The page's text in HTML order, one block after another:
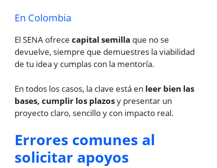
En Colombia
El SENA ofrece capital semilla que no se
devuelve, siempre que demuestres la viabilidad
de tu idea y cumplas con la mentoría.
En todos los casos, la clave está en leer bien las
bases, cumplir los plazosy presentar un
proyecto claro, sencillo y con impacto real.
Errores comunes al
solicitar apoyos